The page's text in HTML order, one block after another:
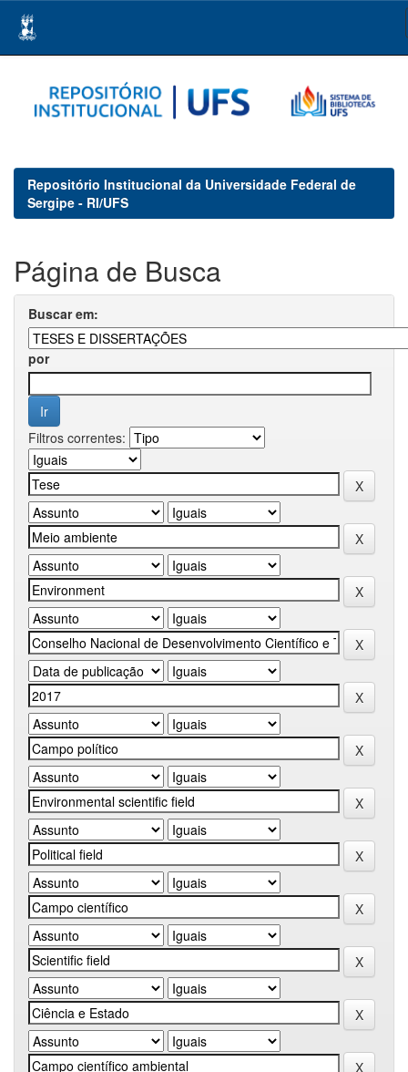
navigation
Repositório Institucional da Universidade Federal de
Sergipe - RI/UFS
Página de Busca
Buscar em:
por
Filtros correntes: